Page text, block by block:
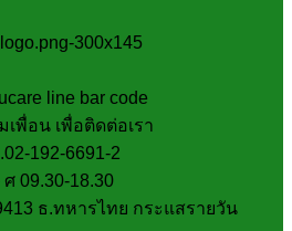
เพื่อน เพื่อติดต่อเรา
192-6691-2
ศ 09.30-18.30
ธ.ทหารไทย กระแสรายวัน